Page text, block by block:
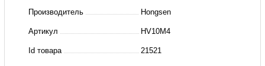
катушкой,
Производитель Hongsen
Артикул HV10M4
Id товара 21521